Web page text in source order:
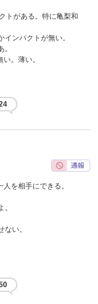
トがある。特に亀梨和
ンパクトが無い。
。薄い。
を相手にできる。
い。